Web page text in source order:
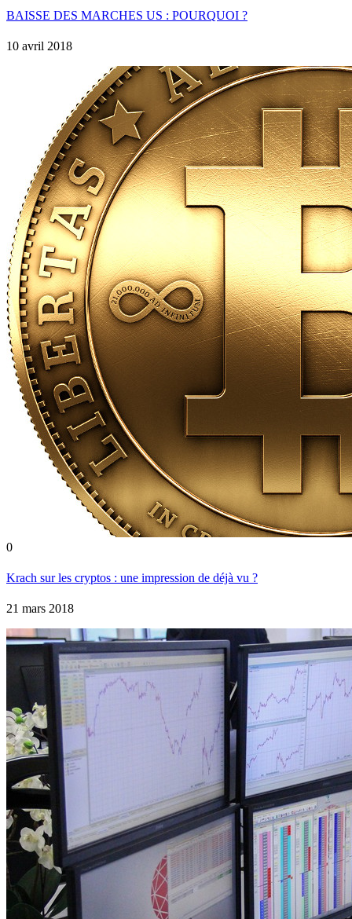
BAISSE DES MARCHES US : POURQUOI ?
10 avril 2018
0
Krach sur les cryptos : une impression de déjà vu ?
21 mars 2018